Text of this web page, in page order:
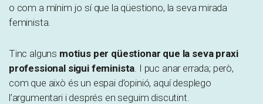
o com a mínim jo sí que la qüestiono, la seva mirada
feminista.
Tinc alguns motius per qüestionar que la seva praxi
professional sigui feminista . I puc anar errada; però,
com que això és un espai d’opinió, aquí desplego
l’argumentari i després en seguim discutint.